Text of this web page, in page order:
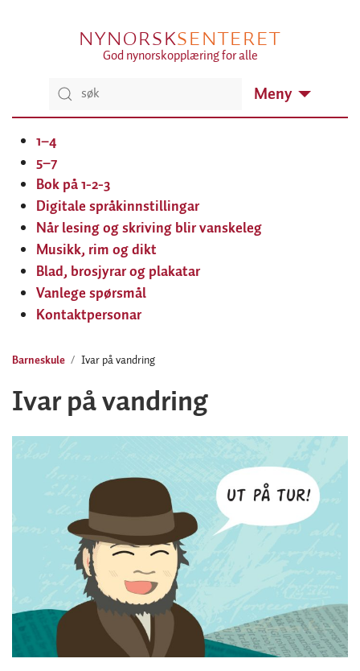
NYNORSKSENTERET
God nynorskopplæring for alle
Meny
1–4
5–7
Bok på 1-2-3
Digitale språkinnstillingar
Når lesing og skriving blir vanskeleg
Musikk, rim og dikt
Blad, brosjyrar og plakatar
Vanlege spørsmål
Kontaktpersonar
Barneskule Ivar på vandring
Ivar på vandring